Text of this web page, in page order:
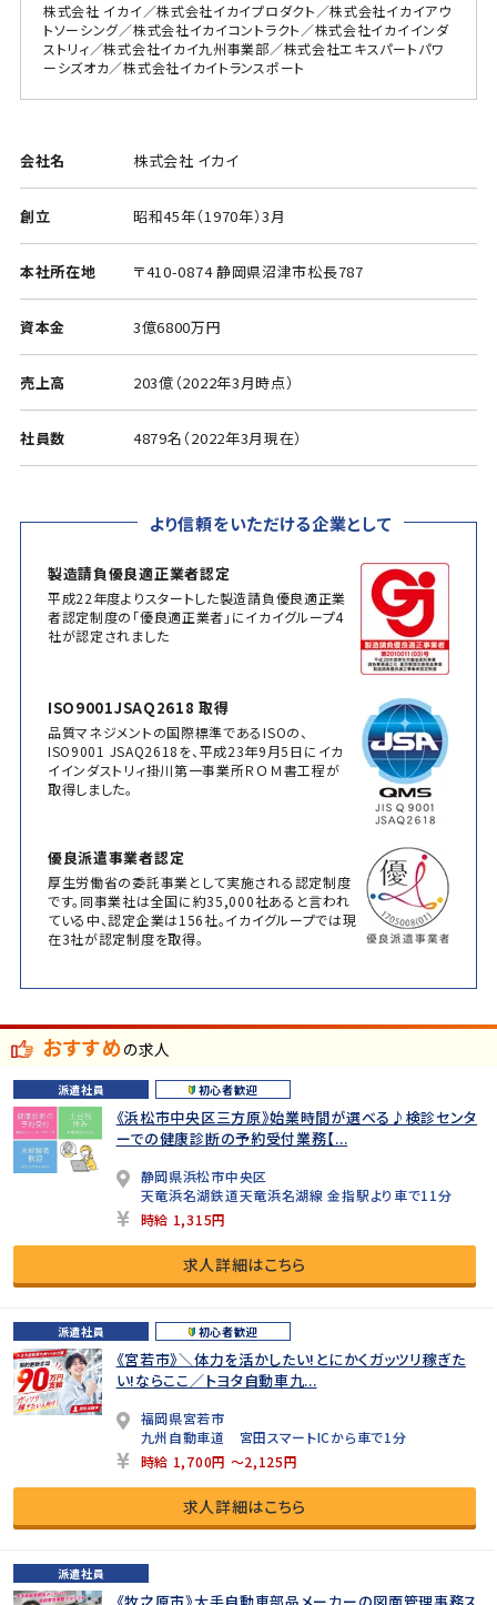
株式会社 イカイ／株式会社イカイプロダクト／株式会社イカイアウ
トソーシング／株式会社イカイコントラクト／株式会社イカイインダ
ストリィ／株式会社イカイ九州事業部／株式会社エキスパートパワ
ーシズオカ／株式会社イカイトランスポート
会社名 株式会社 イカイ
創立 昭和45年（1970年）3月
本社所在地 〒410-0874 静岡県沼津市松長787
資本金 3億6800万円
売上高 203億（2022年3月時点）
社員数 4879名（2022年3月現在）
より信頼をいただける企業として
製造請負優良適正業者認定
平成22年度よりスタートした製造請負優良適正業
者認定制度の「優良適正業者」にイカイグループ4
社が認定されました
ISO9001JSAQ2618 取得
品質マネジメントの国際標準であるISOの、
ISO9001 JSAQ2618を、平成23年9月5日にイカ
イインダストリィ掛川第一事業所ＲＯＭ書工程が
取得しました。
優良派遣事業者認定
厚生労働省の委託事業として実施される認定制度
です。同事業社は全国に約35,000社あると言われ
ている中、認定企業は156社。イカイグループでは現
在3社が認定制度を取得。
おすすめの求人
派遣社員 初心者歓迎
《浜松市中央区三方原》始業時間が選べる♪検診センタ
ーでの健康診断の予約受付業務【...
静岡県浜松市中央区
天竜浜名湖鉄道天竜浜名湖線 金指駅より車で11分
時給 1,315円
求人詳細はこちら
派遣社員 初心者歓迎
《宮若市》＼体力を活かしたい!とにかくガッツリ稼ぎた
い!ならここ／トヨタ自動車九...
福岡県宮若市
九州自動車道 宮田スマートICから車で1分
時給 1,700円 ～2,125円
求人詳細はこちら
派遣社員
《牧之原市》大手自動車部品メーカーの図面管理事務ス